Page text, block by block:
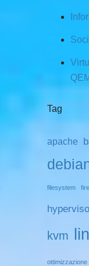
Tag
apache
filesystem
kvm
ottimizzazione